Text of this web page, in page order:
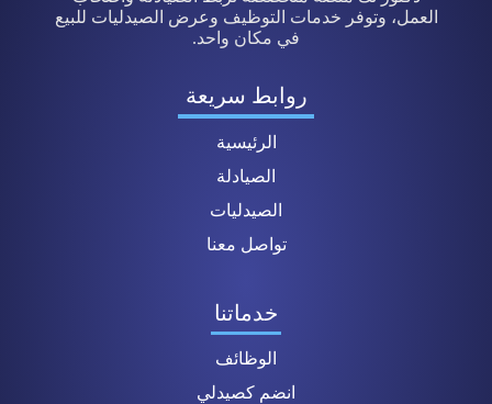
العمل، وتوفر خدمات التوظيف وعرض الصيدليات للبيع
في مكان واحد.
روابط سريعة
الرئيسية
الصيادلة
الصيدليات
تواصل معنا
خدماتنا
الوظائف
انضم كصيدلي